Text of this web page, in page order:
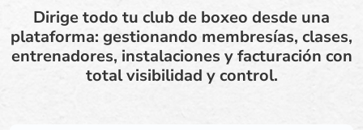
Dirige todo tu club de boxeo desde una
plataforma: gestionando membresías, clases,
entrenadores, instalaciones y facturación con
total visibilidad y control.